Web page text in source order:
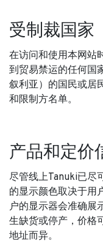
受制裁国家
在访问和使用本网站
到贸易禁运的任何国
叙利亚）的国民或居
和限制方名单。
产品和定价
尽管线上Tanuki已尽
的显示颜色取决于用
户的显示器会准确展
生缺货或停产，价格
地址而异。